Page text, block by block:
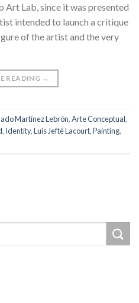
Art Lab, since it was presented
intended to launch a critique
of the artist and the very
READING →
Martínez Lebrón,Arte Conceptual,
, Identity,Luis Jefté Lacourt,Painting,